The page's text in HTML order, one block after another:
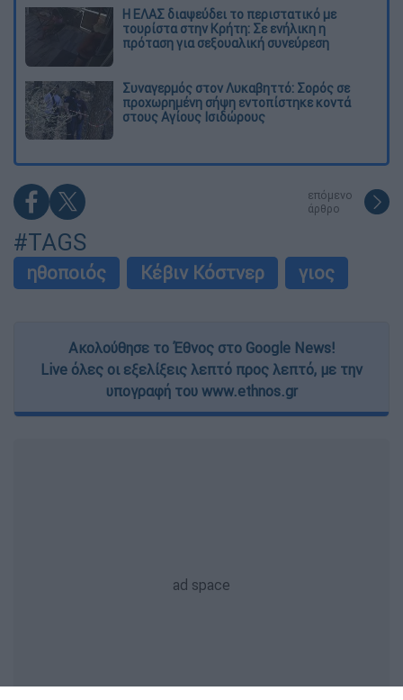
Η ΕΛΑΣ διαψεύδει το περιστατικό με
τουρίστα στην Κρήτη: Σε ενήλικη η
πρόταση για σεξουαλική συνεύρεση
Συναγερμός στον Λυκαβηττό: Σορός σε
προχωρημένη σήψη εντοπίστηκε κοντά
στους Αγίους Ισιδώρους
επόμενο
άρθρο
#TAGS
ηθοποιός Κέβιν Κόστνερ γιος
Ακολούθησε το Έθνος στο Google News!
Live όλες οι εξελίξεις λεπτό προς λεπτό, με την
υπογραφή του www.ethnos.gr